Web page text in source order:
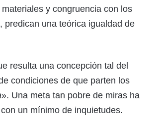
y congruencia con los
predican una teórica igualdad de
resulta una concepción tal del
condiciones de que parten los
». Una meta tan pobre de miras ha
un mínimo de inquietudes.